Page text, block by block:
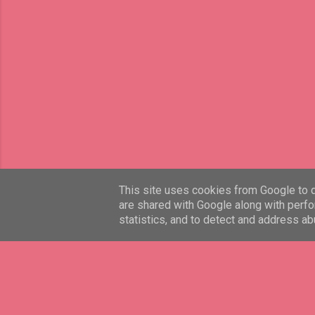
This site uses cookies from Google to
are shared with Google along with
statistics, and to detect and address